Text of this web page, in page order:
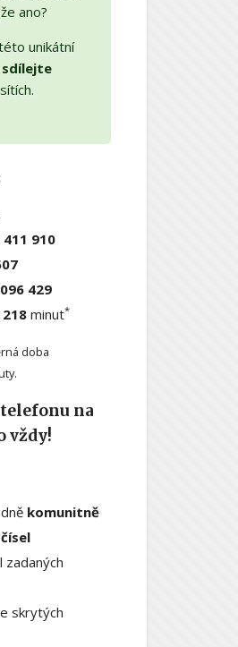
ano?
unikátní
sdílejte
411 910
429
minut*
doba
na
vždy!
komunitně
zadaných
skrytých